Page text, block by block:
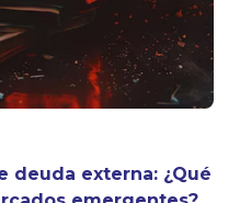
deuda externa: ¿Qué